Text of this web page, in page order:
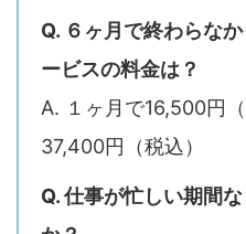
Q. ６ヶ月で終わらな
ービスの料金は？
A. １ヶ月で16,500円
37,400円（税込）
Q. 仕事が忙しい期間